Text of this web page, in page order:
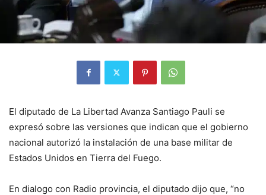
El diputado de La Libertad Avanza Santiago Pauli se
expresó sobre las versiones que indican que el gobierno
nacional autorizó la instalación de una base militar de
Estados Unidos en Tierra del Fuego.
En dialogo con Radio provincia, el diputado dijo que, “no